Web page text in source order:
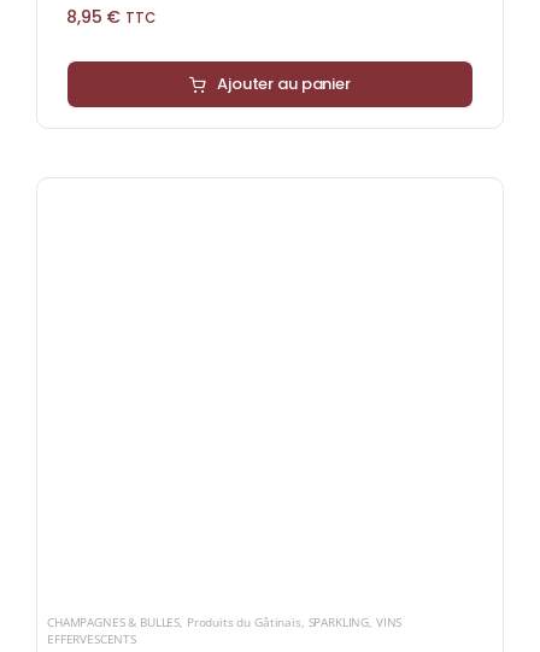
8,95 € TTC
Ajouter au panier
CHAMPAGNES & BULLES Produits du Gâtinais SPARKLING VINS
EFFERVESCENTS